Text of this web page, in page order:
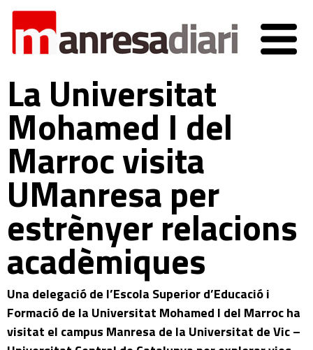
La Universitat
Mohamed I del
Marroc visita
UManresa per
estrènyer relacions
acadèmiques
Una delegació de l’Escola Superior d’Educació i
Formació de la Universitat Mohamed I del Marroc ha
visitat el campus Manresa de la Universitat de Vic –